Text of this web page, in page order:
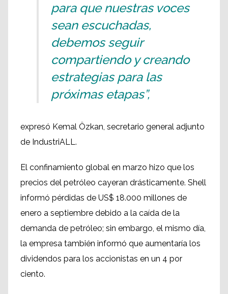
para que nuestras voces
sean escuchadas,
debemos seguir
compartiendo y creando
estrategias para las
próximas etapas”,
expresó Kemal Özkan, secretario general adjunto
de IndustriALL.
El confinamiento global en marzo hizo que los
precios del petróleo cayeran drásticamente. Shell
informó pérdidas de US$ 18.000 millones de
enero a septiembre debido a la caída de la
demanda de petróleo; sin embargo, el mismo día,
la empresa también informó que aumentaría los
dividendos para los accionistas en un 4 por
ciento.